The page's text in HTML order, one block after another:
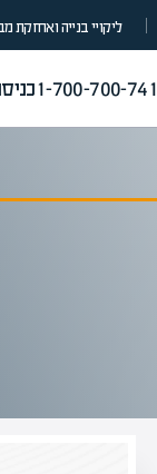
ליקויי בנייה ואחזקת
1-700-700-741